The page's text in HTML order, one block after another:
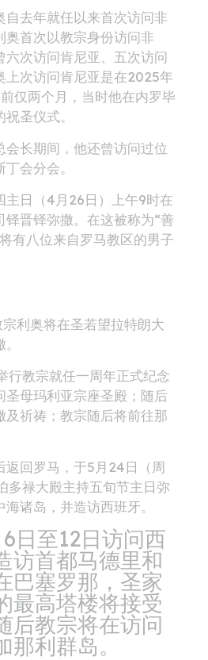
自去年就任以来首次访问非
奥首次以教宗身份访问非
六次访问肯尼亚、五次访问
上次访问肯尼亚是在2025年
仅两个月，当时他在内罗毕
圣仪式。
会长期间，他还曾访问过位
会分会。
主日（4月26日）上午9时在
铎晋铎弥撒。在这被称为“善
有八位来自罗马教区的男子
利奥将在圣若望拉特朗大
行教宗就任一周年正式纪念
圣母玛利亚宗座圣殿；随后
及祈祷；教宗随后将前往那
返回罗马，于5月24日（周
多禄大殿主持五旬节主日弥
诸岛，并造访西班牙。
日至12日访问西
访首都马德里和
巴塞罗那，圣家
最高塔楼将接受
后教宗将在访问
利群岛。